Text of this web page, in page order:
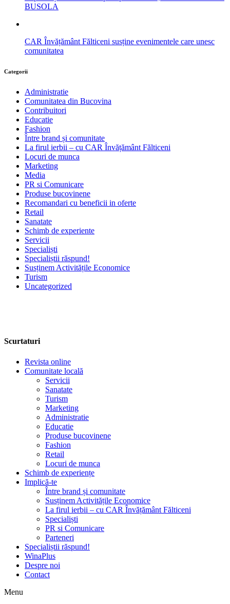
BUSOLA
CAR Învățământ Fălticeni susține evenimentele care unesc
comunitatea
Categorii
Administratie
Comunitatea din Bucovina
Contribuitori
Educatie
Fashion
Între brand și comunitate
La firul ierbii – cu CAR Învățământ Fălticeni
Locuri de munca
Marketing
Media
PR si Comunicare
Produse bucovinene
Recomandari cu beneficii in oferte
Retail
Sanatate
Schimb de experiente
Servicii
Specialiști
Specialiștii răspund!
Susținem Activitățile Economice
Turism
Uncategorized
Scurtaturi
Revista online
Comunitate locală
Servicii
Sanatate
Turism
Marketing
Administratie
Educatie
Produse bucovinene
Fashion
Retail
Locuri de munca
Schimb de experiențe
Implică-te
Între brand și comunitate
Susținem Activitățile Economice
La firul ierbii – cu CAR Învățământ Fălticeni
Specialiști
PR si Comunicare
Parteneri
Specialiștii răspund!
WinaPlus
Despre noi
Contact
Menu